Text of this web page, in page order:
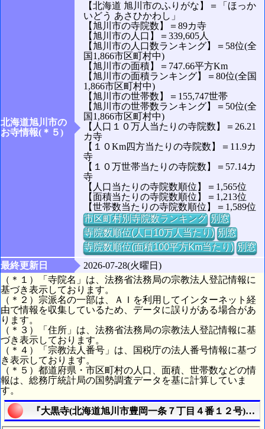
北海道旭川市の
お寺情報(＊５)
【北海道 旭川市のふりがな】＝「ほっか
いどう あさひかわし」
【旭川市の寺院数】＝89カ寺
【旭川市の人口】＝339,605人
【旭川市の人口数ランキング】＝58位(全
国1,866市区町村中)
【旭川市の面積】＝747.66平方Km
【旭川市の面積ランキング】＝80位(全国
1,866市区町村中)
【旭川市の世帯数】＝155,747世帯
【旭川市の世帯数ランキング】＝50位(全
国1,866市区町村中)
【人口１０万人当たりの寺院数】＝26.21
カ寺
【１０Km四方当たりの寺院数】＝11.9カ
寺
【１０万世帯当たりの寺院数】＝57.14カ
寺
【人口当たりの寺院数順位】＝1,565位
【面積当たりの寺院数順位】＝1,213位
【世帯数当たりの寺院数順位】＝1,589位
市区町村別寺院数ランキング 別窓
寺院数順位(人口10万人当たり) 別窓
寺院数順位(面積100平方Km当たり) 別窓
最終更新日
2026-07-28(火曜日)
（＊１）「寺院名」は、法務省法務局の宗教法人登記情報に
基づき表示しております。
（＊２）宗派名の一部は、ＡＩを利用してインターネット経
由で情報を収集しているため、データに誤りがある場合があ
ります。
（＊３）「住所」は、法務省法務局の宗教法人登記情報に基
づき表示しております。
（＊４）「宗教法人番号」は、国税庁の法人番号情報に基づ
き表示しております。
（＊５）都道府県・市区町村の人口、面積、世帯数などの情
報は、総務庁統計局の国勢調査データを基に計算していま
す。
『大黒寺(北海道旭川市豊岡一条７丁目４番１２号)』